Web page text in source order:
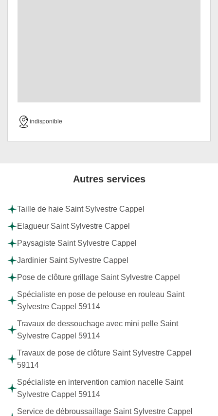
indisponible
Autres services
Taille de haie Saint Sylvestre Cappel
Elagueur Saint Sylvestre Cappel
Paysagiste Saint Sylvestre Cappel
Jardinier Saint Sylvestre Cappel
Pose de clôture grillage Saint Sylvestre Cappel
Spécialiste en pose de pelouse en rouleau Saint
Sylvestre Cappel 59114
Travaux de dessouchage avec mini pelle Saint
Sylvestre Cappel 59114
Travaux de pose de clôture Saint Sylvestre Cappel
59114
Spécialiste en intervention camion nacelle Saint
Sylvestre Cappel 59114
Service de débroussaillage Saint Sylvestre Cappel